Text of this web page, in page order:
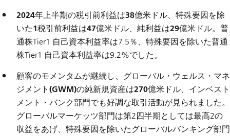
2024年上半期の税引前利益は38億米ドル、特殊要因を除
いた1税引前利益は47億米ドル、純利益は29億米ドル。普
通株Tier1 自己資本利益率は7.5％、特殊要因を除いた普通
株Tier1 自己資本利益率は9.2%でした。
顧客のモメンタムが継続し、グローバル・ウェルス・マネ
ジメント(GWM)の純新規資産は270億米ドル、 インベスト
メント・バンク部門でも好調な取引活動が見られました。
グローバルマーケッツ部門は第2四半期としては最高2の
収益をあげ、特殊要因を除いたグローバルバンキング部門